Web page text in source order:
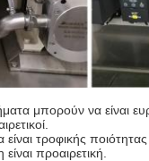
μπορούν να είναι
τροφικής
προαιρετική.